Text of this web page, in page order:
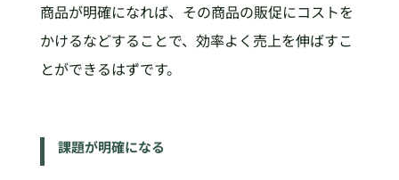
商品が明確になれば、その商品の販促にコストを
かけるなどすることで、効率よく売上を伸ばすこ
とができるはずです。
課題が明確になる